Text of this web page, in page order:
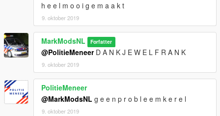
h e e l m o o i g e m a a k t
9. oktober 2019
MarkModsNL Forfatter
@PolitieMeneerD A N K J E W E L F R A N K
9. oktober 2019
PolitieMeneer
@MarkModsNL g e e n p r o b l e e m k e r e l
9. oktober 2019